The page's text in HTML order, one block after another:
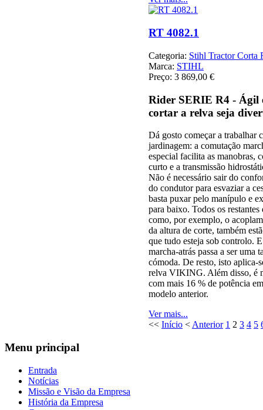
RT 4082.1
Categoria: Stihl Tractor Corta
Marca: STIHL
Preço: 3 869,00 €
Rider SERIE R4 - Ágil
cortar a relva seja
Dá gosto começar a trabalhar
jardinagem: a comutação
especial facilita as manobras,
curto e a transmissão
Não é necessário sair do
do condutor para esvaziar a
basta puxar pelo manípulo e
para baixo. Todos os
como, por exemplo, o
da altura de corte, também
que tudo esteja sob controlo.
marcha-atrás passa a ser uma
cómoda. De resto, isto aplica-
relva VIKING. Além disso, é
com mais 16 % de potência
modelo anterior.
Ver mais...
<< Início < Anterior 1 2 3 4 5
Menu principal
Entrada
Notícias
Missão e Visão da Empresa
História da Empresa